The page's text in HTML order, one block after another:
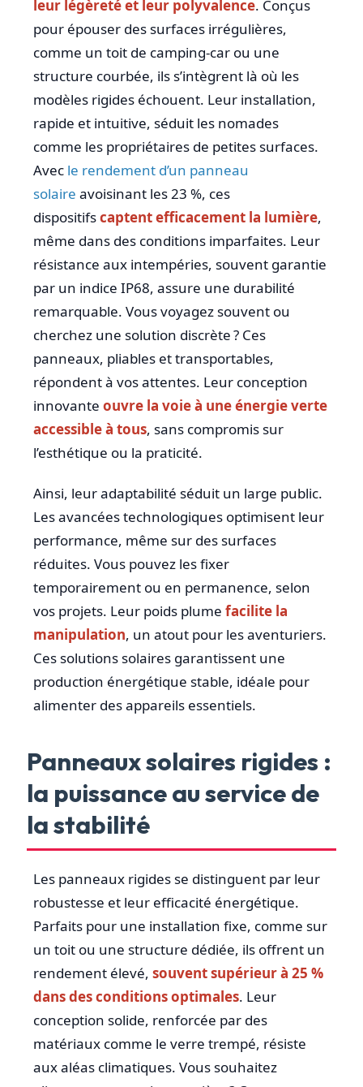
leur légèreté et leur polyvalence. Conçus
pour épouser des surfaces irrégulières,
comme un toit de camping-car ou une
structure courbée, ils s’intègrent là où les
modèles rigides échouent. Leur installation,
rapide et intuitive, séduit les nomades
comme les propriétaires de petites surfaces.
Avec le rendement d’un panneau
solaire avoisinant les 23 %, ces
dispositifscaptent efficacement la lumière,
même dans des conditions imparfaites. Leur
résistance aux intempéries, souvent garantie
par un indice IP68, assure une durabilité
remarquable. Vous voyagez souvent ou
cherchez une solution discrète ? Ces
panneaux, pliables et transportables,
répondent à vos attentes. Leur conception
innovante ouvre la voie à une énergie verte
accessible à tous, sans compromis sur
l’esthétique ou la praticité.
Ainsi, leur adaptabilité séduit un large public.
Les avancées technologiques optimisent leur
performance, même sur des surfaces
réduites. Vous pouvez les fixer
temporairement ou en permanence, selon
vos projets. Leur poids plume facilite la
manipulation, un atout pour les aventuriers.
Ces solutions solaires garantissent une
production énergétique stable, idéale pour
alimenter des appareils essentiels.
Panneaux solaires rigides :
la puissance au service de
la stabilité
Les panneaux rigides se distinguent par leur
robustesse et leur efficacité énergétique.
Parfaits pour une installation fixe, comme sur
un toit ou une structure dédiée, ils offrent un
rendement élevé, souvent supérieur à 25 %
dans des conditions optimales. Leur
conception solide, renforcée par des
matériaux comme le verre trempé, résiste
aux aléas climatiques. Vous souhaitez